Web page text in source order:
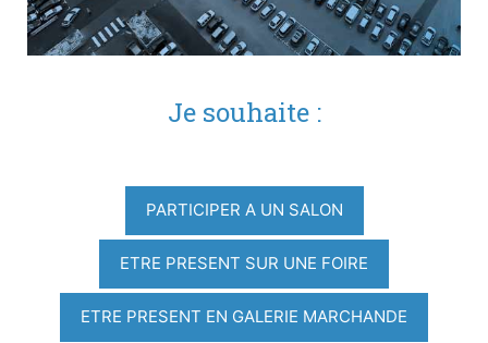
Je souhaite :
PARTICIPER A UN SALON
ETRE PRESENT SUR UNE FOIRE
ETRE PRESENT EN GALERIE MARCHANDE